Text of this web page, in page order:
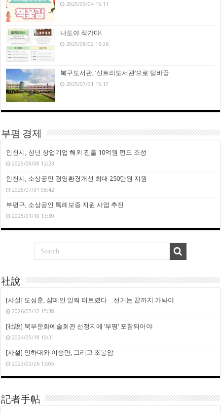
2025/09/04 15:11
나도야 작가다!
2025/08/02 16:26
북구도서관, ‘신트리도서관’으로 탈바꿈
2025/07/31 15:17
부평 경제
인천시, 청년 창업기업 해외 진출 10억원 펀드 조성
2025/08/08 12:23
인천시, 소상공인 경영환경개선 최대 250만원 지원
2025/07/31 08:42
부평구, 소상공인 특례보증 지원 사업 추진
2025/01/10 13:39
社說
[사설] 도성훈, 샴페인 일찍 터트렸다…선거는 끝까지 가봐야
2026/05/12 15:38
[社說] 북부문화예술회관 선정지에 ‘부평’ 포함되어야
2024/05/19 19:31
[사설] 인하대와 이승만, 그리고 조봉암
2023/03/26 13:05
記者手帖